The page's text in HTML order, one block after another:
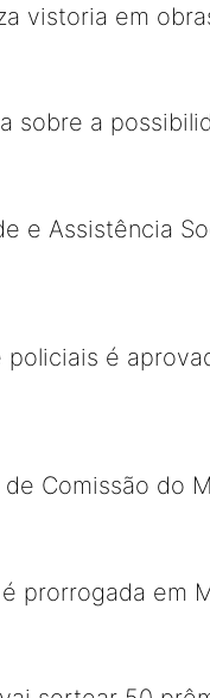
vistoria em
sobre a
e Assistência
é
Comissão do
prorrogada em